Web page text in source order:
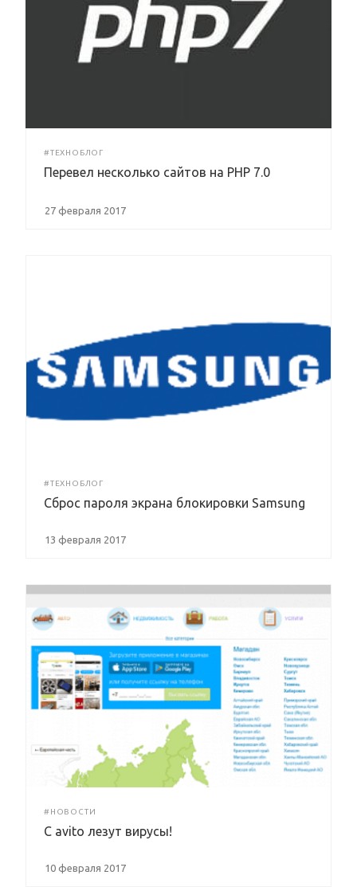
#ТЕХНОБЛОГ
Перевел несколько сайтов на PHP 7.0
27 февраля 2017
#ТЕХНОБЛОГ
Сброс пароля экрана блокировки Samsung
13 февраля 2017
#НОВОСТИ
C avito лезут вирусы!
10 февраля 2017